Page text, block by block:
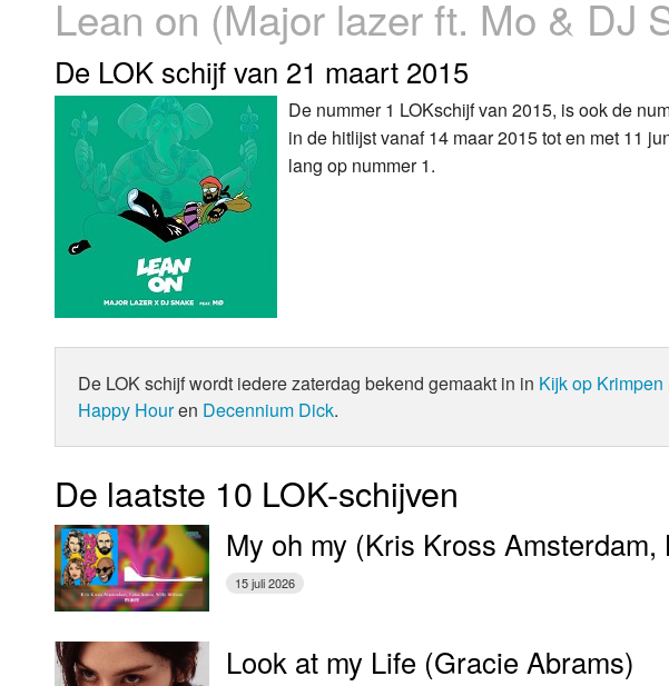
Donderdag
Vrijdag
Zaterdag
Luister LOK Live
LOK schijf
Oude LOK programma's
Lean on (Major lazer ft. Mo & DJ
De LOK schijf van 21 maart 2015
De nummer 1 LOKschijf van 2015, is ook de
in de hitlijst vanaf 14 maar 2015 tot en met 11
lang op nummer 1.
De LOK schijf wordt iedere zaterdag bekend gemaakt in in Kijk op Krimpen
Happy Houren Decennium Dick.
De laatste 10 LOK-schijven
My oh my (Kris Kross
15 juli 2026
Look at my Life (Gracie Abrams)